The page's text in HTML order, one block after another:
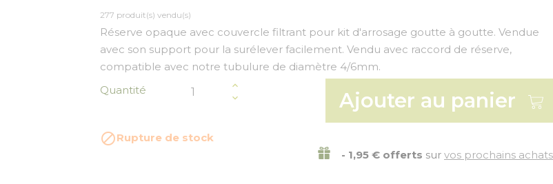
277 produit(s) vendu(s)
Réserve opaque avec couvercle filtrant pour kit d'arrosage goutte à goutte. Vendue
avec son support pour la surélever facilement. Vendu avec raccord de réserve,
compatible avec notre tubulure de diamètre 4/6mm.
Quantité
Ajouter au panier
Rupture de stock
- 1,95 € offerts sur vos prochains achats